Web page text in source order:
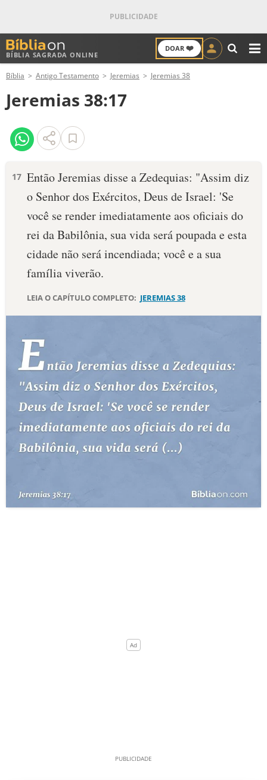
BÍBLIA SAGRADA ONLINE
DOAR ❤️
ANTIGO TESTAMENTO
NOVO TESTAMENTO
VERSÍCULOS
PALAVRA DO DIA
SALMO DO DIA
DEVOCIONAL DIÁRIO
ESBOÇOS DE PREGAÇÃO
TEMAS
PERGUNTE À BÍBLIA IA
TERMO BÍBLICO
LOJA BÍBLIAON
Bíblia Antigo Testamento Jeremias Jeremias 38
Jeremias 38:17
17 Então Jeremias disse a Zedequias: "Assim diz
o Senhor dos Exércitos, Deus de Israel: 'Se
você se render imediatamente aos oficia­is do
rei da Babilônia, sua vida será poupada e esta
cidade não será incendiada; você e a sua
família viverão.
LEIA O CAPÍTULO COMPLETO: JEREMIAS 38